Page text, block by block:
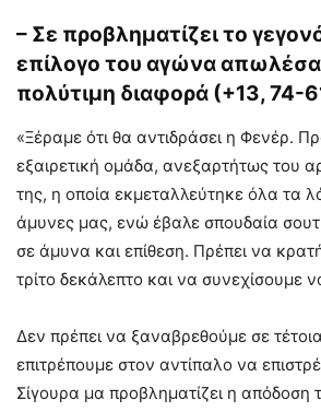
– Σε προβληματίζει το
επίλογο του αγώνα
πολύτιμη διαφορά (+13, 74-
«Ξέραμε ότι θα αντιδράσει η Φενέρ.
εξαιρετική ομάδα, ανεξαρτήτως του
της, η οποία εκμεταλλεύτηκε όλα τα
άμυνες μας, ενώ έβαλε σπουδαία σουτ
σε άμυνα και επίθεση. Πρέπει να
τρίτο δεκάλεπτο και να συνεχίσουμε
Δεν πρέπει να ξαναβρεθούμε σε
επιτρέπουμε στον αντίπαλο να
Σίγουρα μα προβληματίζει η απόδοση